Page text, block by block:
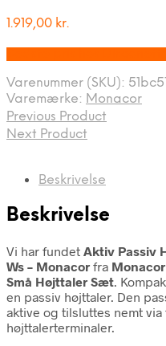
1.919,00 kr.
Varenummer (SKU):
Varemærke: Monacor
Previous Product
Next Product
Beskrivelse
Beskrivelse
Vi har fundet Aktiv Passiv
Ws – Monacor fra Monacor
Små Højttaler Sæt.
en passiv højttaler. Den
aktive og tilsluttes nemt
højttalerterminaler.